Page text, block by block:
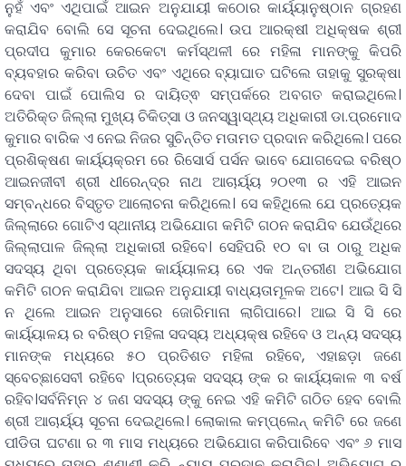
ନୁହଁ ଏବଂ ଏଥିପାଇଁ ଆଇନ ଅନୁଯାୟୀ କଠୋର କାର୍ୟ୍ୟାନୁଷ୍ଠାନ ଗ୍ରହଣ
କରାଯିବ ବୋଲି ସେ ସୂଚନା ଦେଇଥିଲେ। ଉପ ଆରକ୍ଷୀ ଅଧିକ୍ଷକ ଶ୍ରୀ
ପ୍ରଦୀପ କୁମାର କେରକେଟା କର୍ମସ୍ଥଳୀ ରେ ମହିଳା ମାନଙ୍କୁ କିପରି
ବ୍ୟବହାର କରିବା ଉଚିତ ଏବଂ ଏଥିରେ ବ୍ୟାଘାତ ଘଟିଲେ ତାହାକୁ ସୁରକ୍ଷା
ଦେବା ପାଇଁ ପୋଲିସ ର ଦାୟିତ୍ଵ ସମ୍ପର୍କରେ ଅବଗତ କରାଇଥିଲେ।
ଅତିରିକ୍ତ ଜିଲ୍ଲା ମୁଖ୍ୟ ଚିକିତ୍ସା ଓ ଜନସ୍ୱାସ୍ଥ୍ୟ ଅଧିକାରୀ ଡା.ପ୍ରମୋଦ
କୁମାର ବାରିକ ଏ ନେଇ ନିଜର ସୁଚିନ୍ତିତ ମତାମତ ପ୍ରଦାନ କରିଥିଲେ। ପରେ
ପ୍ରଶିକ୍ଷଣ କାର୍ୟ୍ୟକ୍ରମ ରେ ରିସୋର୍ସ ପର୍ସନ ଭାବେ ଯୋଗଦେଇ ବରିଷ୍ଠ
ଆଇନଜୀବୀ ଶ୍ରୀ ଧୀରେନ୍ଦ୍ର ନାଥ ଆଚାର୍ୟ୍ୟ ୨୦୧୩ ର ଏହି ଆଇନ
ସମ୍ବନ୍ଧରେ ବିସ୍ତୃତ ଆଲୋଚନା କରିଥିଲେ। ସେ କହିଥିଲେ ଯେ ପ୍ରତ୍ୟେକ
ଜିଲ୍ଲାରେ ଗୋଟିଏ ସ୍ଥାନୀୟ ଅଭିଯୋଗ କମିଟି ଗଠନ କରାଯିବ ଯେଉଁଥିରେ
ଜିଲ୍ଲାପାଳ ଜିଲ୍ଲା ଅଧିକାରୀ ରହିବେ। ସେହିପରି ୧୦ ବା ତା ଠାରୁ ଅଧିକ
ସଦସ୍ୟ ଥିବା ପ୍ରତ୍ୟେକ କାର୍ୟ୍ୟାଳୟ ରେ ଏକ ଅନ୍ତରୀଣ ଅଭିଯୋଗ
କମିଟି ଗଠନ କରାଯିବା ଆଇନ ଅନୁଯାୟୀ ବାଧ୍ୟତାମୂଳକ ଅଟେ। ଆଇ ସି ସି
ନ ଥିଲେ ଆଇନ ଅନୁସାରେ ଜୋରିମାନା ଲାଗିପାରେ। ଆଇ ସି ସି ରେ
କାର୍ୟ୍ୟାଳୟ ର ବରିଷ୍ଠ ମହିଳା ସଦସ୍ୟ ଅଧ୍ୟକ୍ଷ ରହିବେ ଓ ଅନ୍ୟ ସଦସ୍ୟ
ମାନଙ୍କ ମଧ୍ୟରେ ୫୦ ପ୍ରତିଶତ ମହିଳା ରହିବେ, ଏହାଛଡ଼ା ଜଣେ
ସ୍ବେଚ୍ଛାସେବୀ ରହିବେ ।ପ୍ରତ୍ୟେକ ସଦସ୍ୟ ଙ୍କ ର କାର୍ୟ୍ୟକାଳ ୩ ବର୍ଷ
ରହିବ।ସର୍ବନିମ୍ନ ୪ ଜଣ ସଦସ୍ୟ ଙ୍କୁ ନେଇ ଏହି କମିଟି ଗଠିତ ହେବ ବୋଲି
ଶ୍ରୀ ଆଚାର୍ୟ୍ୟ ସୂଚନା ଦେଇଥିଲେ। ଲୋକାଲ କମ୍ପ୍ଲେନ୍ କମିଟି ରେ ଜଣେ
ପୀଡିତା ଘଟଣା ର ୩ ମାସ ମଧ୍ୟରେ ଅଭିଯୋଗ କରିପାରିବେ ଏବଂ ୬ ମାସ